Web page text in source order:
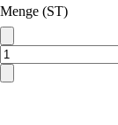
Menge (ST)